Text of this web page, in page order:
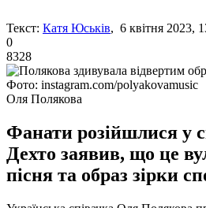
Текст: Катя Юськів, 6 квітня 2023,
0
8328
Фото: instagram.com/polyakovamusic
Оля Полякова
Фанати розійшлися у
Дехто заявив, що це
пісня та образ зірки